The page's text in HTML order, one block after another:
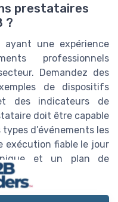
prestataires
?
ayant une expérience
professionnels
Demandez des
de dispositifs
des indicateurs de
doit être capable
d’événements les
exécution fiable le jour
et un plan de